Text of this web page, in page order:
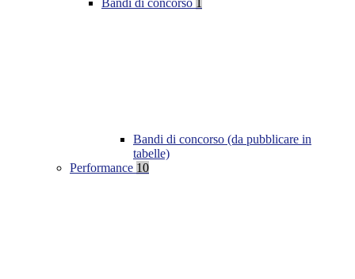
Bandi di concorso 1
Bandi di concorso (da pubblicare in
tabelle)
Performance 10